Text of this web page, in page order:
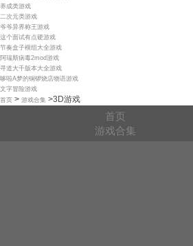
养成类游戏
二次元类游戏
爷爷异界称王游戏
这个面试有点硬游戏
节奏盒子模组大全游戏
阿瑞斯病毒2mod游戏
寻道大千版本大全游戏
哆啦A梦的铜锣烧店物语游戏
文字冒险游戏
首页 > 游戏合集 >3D游戏
首页
游戏合集